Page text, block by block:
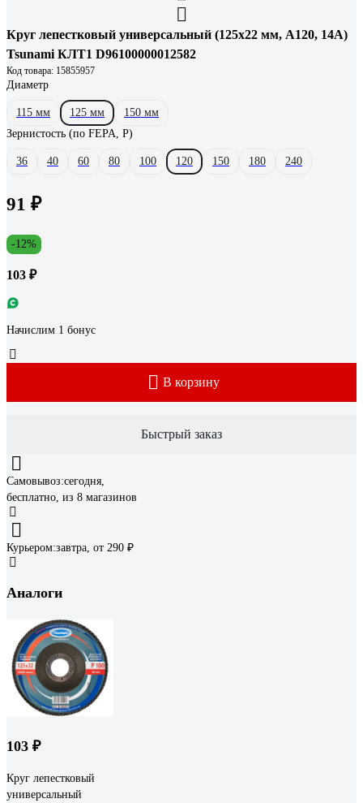
Круг лепестковый универсальный (125х22 мм, А120, 14А)
Tsunami КЛТ1 D96100000012582
Код товара: 15855957
Диаметр
115 мм 125 мм
150 мм
Зернистость (по FEPA, P)
36 40 60 80 100 120 150 180 240
91 ₽
-12%
103 ₽
Начислим 1 бонус
В корзину
Быстрый заказ
Самовывоз:сегодня,
бесплатно, из 8 магазинов
Курьером:завтра, от 290 ₽
Аналоги
103 ₽
Круг лепестковый
универсальный